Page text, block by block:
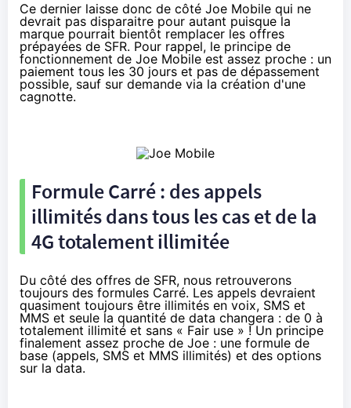
Ce dernier laisse donc de côté Joe Mobile qui ne
devrait pas disparaitre pour autant puisque la
marque pourrait bientôt remplacer les offres
prépayées de SFR. Pour rappel, le principe de
fonctionnement de Joe Mobile est assez proche : un
paiement tous les 30 jours et pas de dépassement
possible, sauf sur demande via la création d'une
cagnotte.
Formule Carré : des appels
illimités dans tous les cas et de la
4G totalement illimitée
Du côté des offres de SFR, nous retrouverons
toujours des formules Carré. Les appels devraient
quasiment toujours être illimités en voix, SMS et
MMS et seule la quantité de data changera : de 0 à
totalement illimité et sans « Fair use » ! Un principe
finalement assez proche de Joe : une formule de
base (appels, SMS et MMS illimités) et des options
sur la data.